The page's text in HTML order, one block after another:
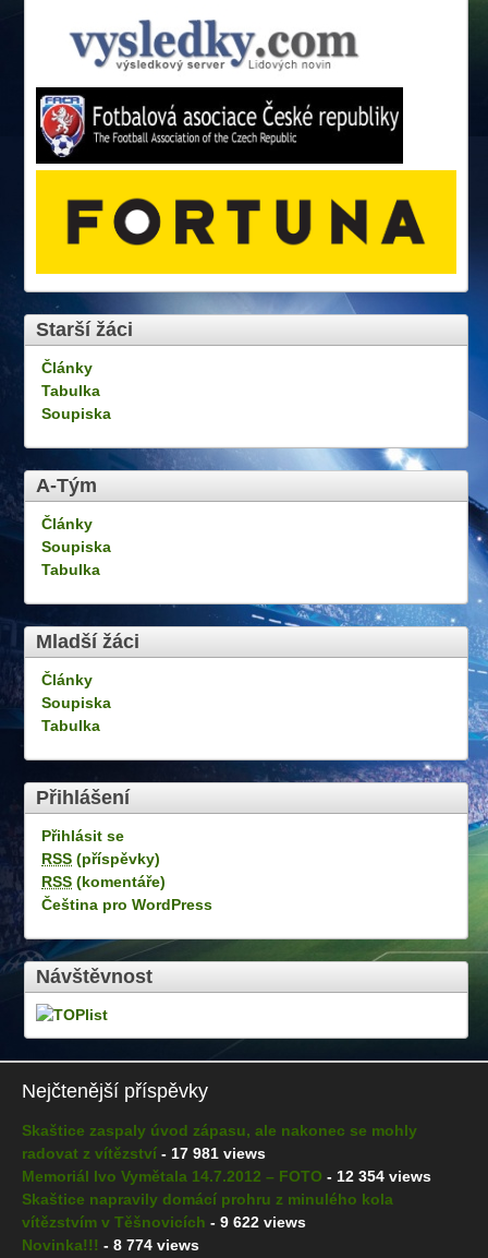
Starší žáci
Články
Tabulka
Soupiska
A-Tým
Články
Soupiska
Tabulka
Mladší žáci
Články
Soupiska
Tabulka
Přihlášení
Přihlásit se
RSS (příspěvky)
RSS (komentáře)
Čeština pro WordPress
Návštěvnost
Nejčtenější příspěvky
Skaštice zaspaly úvod zápasu, ale nakonec se mohly
radovat z vítězství - 17 981 views
Memoriál Ivo Vymětala 14.7.2012 – FOTO - 12 354 views
Skaštice napravily domácí prohru z minulého kola
vítězstvím v Těšnovicích - 9 622 views
Novinka!!! - 8 774 views